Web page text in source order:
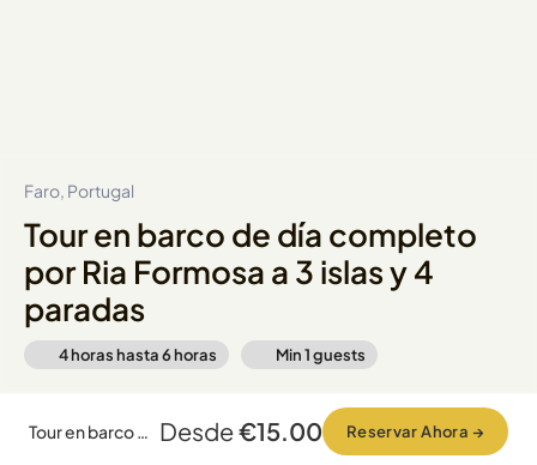
Faro, Portugal
Tour en barco de día completo
por Ria Formosa a 3 islas y 4
paradas
4 horas hasta 6 horas Min1guests
Tour en barco de día completo por Ria Formosa a 3 islas y 4 paradas Desde€15.00 Reservar Ahora →